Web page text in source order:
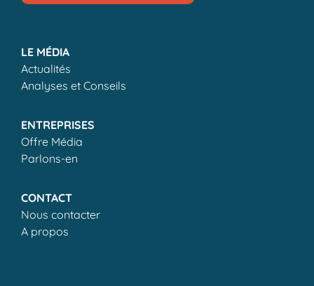
LE MÉDIA
Actualités
Analyses et Conseils
ENTREPRISES
Offre Média
Parlons-en
CONTACT
Nous contacter
A propos